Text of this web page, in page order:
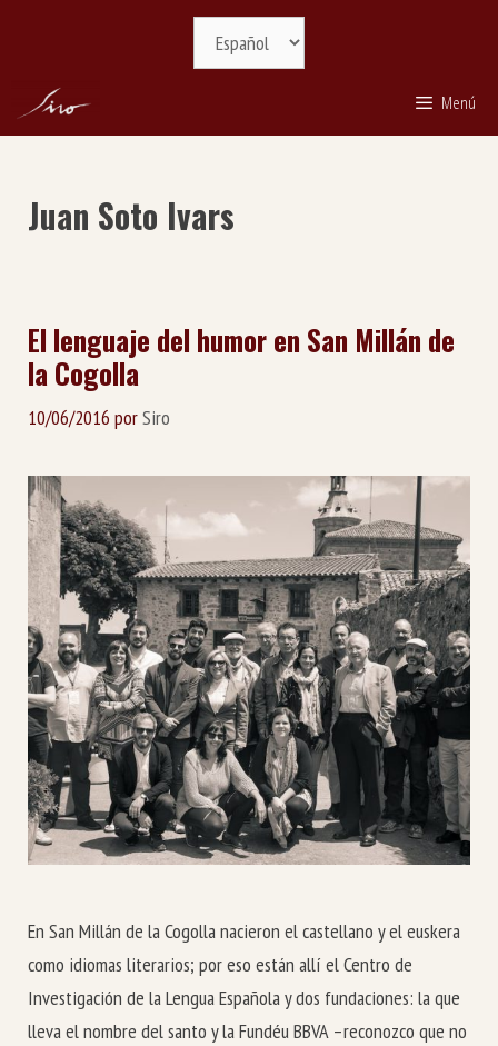
contenido
idioma
Menú
Juan Soto Ivars
El lenguaje del humor en San Millán de
la Cogolla
10/06/2016 porSiro
En San Millán de la Cogolla nacieron el castellano y el euskera
como idiomas literarios; por eso están allí el Centro de
Investigación de la Lengua Española y dos fundaciones: la que
lleva el nombre del santo y la Fundéu BBVA –reconozco que no